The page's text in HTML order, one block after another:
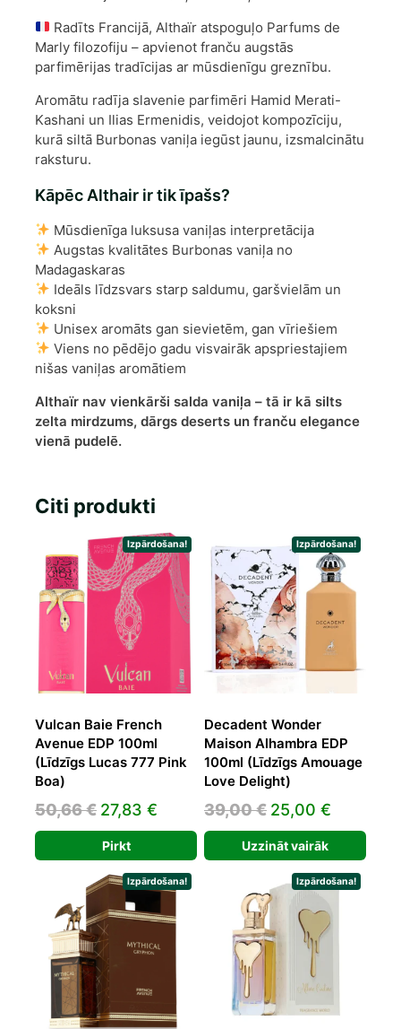
Radīts Francijā, Althaïr atspoguļo Parfums de
Marly filozofiju – apvienot franču augstās
parfimērijas tradīcijas ar mūsdienīgu greznību.
Aromātu radīja slavenie parfimēri Hamid Merati-
Kashani un Ilias Ermenidis, veidojot kompozīciju,
kurā siltā Burbonas vaniļa iegūst jaunu, izsmalcinātu
raksturu.
Kāpēc Althair ir tik īpašs?
Mūsdienīga luksusa vaniļas interpretācija
Augstas kvalitātes Burbonas vaniļa no
Madagaskaras
Ideāls līdzsvars starp saldumu, garšvielām un
koksni
Unisex aromāts gan sievietēm, gan vīriešiem
Viens no pēdējo gadu visvairāk apspriestajiem
nišas vaniļas aromātiem
Althaïr nav vienkārši salda vaniļa – tā ir kā silts
zelta mirdzums, dārgs deserts un franču elegance
vienā pudelē.
Citi produkti
Izpārdošana!
Vulcan Baie French
Avenue EDP 100ml
(Līdzīgs Lucas 777 Pink
Boa)
50,66€ Original
price
was:
50,66 €.
27,83 € Current
price
is:
27,83 €.
Pirkt
Izpārdošana!
Decadent Wonder
Maison Alhambra EDP
100ml (Līdzīgs Amouage
Love Delight)
39,00€ Original
price
was:
39,00 €.
25,00 €
price
is:
25,00 €.
Uzzināt vairāk
Izpārdošana! Izpārdošana!